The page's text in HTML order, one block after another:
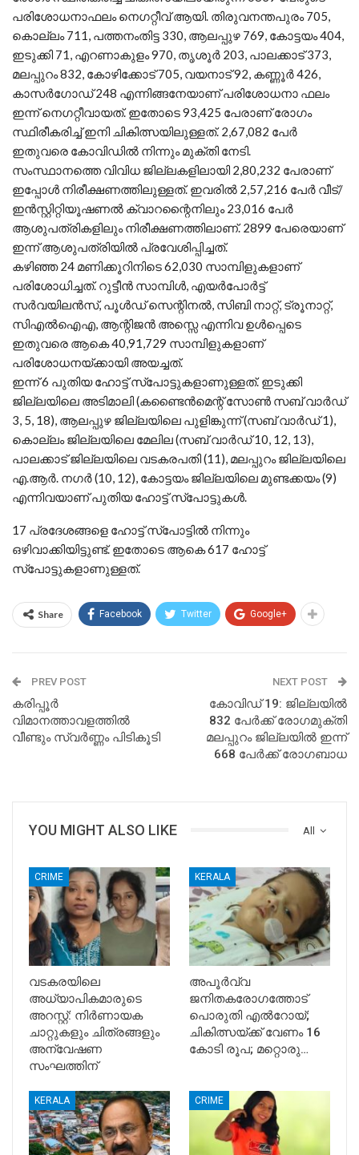
പരിശോധനാഫലം നെഗറ്റീവ് ആയി. തിരുവനന്തപുരം 705,
കൊല്ലം 711, പത്തനംതിട്ട 330, ആലപ്പുഴ 769, കോട്ടയം 404,
ഇടുക്കി 71, എറണാകുളം 970, തൃശൂര്‍ 203, പാലക്കാട് 373,
മലപ്പുറം 832, കോഴിക്കോട് 705, വയനാട് 92, കണ്ണൂര്‍ 426,
കാസര്‍ഗോഡ് 248 എന്നിങ്ങനേയാണ് പരിശോധനാ ഫലം
ഇന്ന് നെഗറ്റീവായത്. ഇതോടെ 93,425 പേരാണ് രോഗം
സ്ഥിരീകരിച്ച് ഇനി ചികിത്സയിലുള്ളത്. 2,67,082 പേര്‍
ഇതുവരെ കോവിഡില്‍ നിന്നും മുക്തി നേടി.
സംസ്ഥാനത്തെ വിവിധ ജില്ലകളിലായി 2,80,232 പേരാണ്
ഇപ്പോള്‍ നിരീക്ഷണത്തിലുള്ളത്. ഇവരില്‍ 2,57,216 പേര്‍ വീട്/
ഇന്‍സ്റ്റിറ്റിയൂഷണല്‍ ക്വാറന്റൈനിലും 23,016 പേര്‍
ആശുപത്രികളിലും നിരീക്ഷണത്തിലാണ്. 2899 പേരെയാണ്
ഇന്ന് ആശുപത്രിയില്‍ പ്രവേശിപ്പിച്ചത്.
കഴിഞ്ഞ 24 മണിക്കൂറിനിടെ 62,030 സാമ്പിളുകളാണ്
പരിശോധിച്ചത്. റുട്ടീന്‍ സാമ്പിള്‍, എയര്‍പോര്‍ട്ട്
സര്‍വയിലന്‍സ്, പൂള്‍ഡ് സെന്റിനല്‍, സിബി നാറ്റ്, ട്രൂനാറ്റ്,
സിഎല്‍ഐഎ, ആന്റിജന്‍ അസ്സെ എന്നിവ ഉള്‍പ്പെടെ
ഇതുവരെ ആകെ 40,91,729 സാമ്പിളുകളാണ്
പരിശോധനയ്ക്കായി അയച്ചത്.
ഇന്ന് 6 പുതിയ ഹോട്ട് സ്‌പോട്ടുകളാണുള്ളത്. ഇടുക്കി
ജില്ലയിലെ അടിമാലി (കണ്ടൈന്‍മെന്റ് സോണ്‍ സബ് വാര്‍ഡ്
3, 5, 18), ആലപ്പുഴ ജില്ലയിലെ പുളിങ്കുന്ന് (സബ് വാര്‍ഡ് 1),
കൊല്ലം ജില്ലയിലെ മേലില (സബ് വാര്‍ഡ് 10, 12, 13),
പാലക്കാട് ജില്ലയിലെ വടകരപതി (11), മലപ്പുറം ജില്ലയിലെ
എ.ആര്‍. നഗര്‍ (10, 12), കോട്ടയം ജില്ലയിലെ മുണ്ടക്കയം (9)
എന്നിവയാണ് പുതിയ ഹോട്ട് സ്‌പോട്ടുകള്‍.
17 പ്രദേശങ്ങളെ ഹോട്ട് സ്‌പോട്ടില്‍ നിന്നും
ഒഴിവാക്കിയിട്ടുണ്ട്. ഇതോടെ ആകെ 617 ഹോട്ട്
സ്‌പോട്ടുകളാണുള്ളത്.
Share Facebook Twitter Google+
PREV POST
കരിപ്പൂര്‍
വിമാനത്താവളത്തില്‍
വീണ്ടും സ്വര്‍ണ്ണം പിടികൂടി
NEXT POST
കോവിഡ് 19: ജില്ലയില്‍
832 പേര്‍ക്ക് രോഗമുക്തി
മലപ്പുറം ജില്ലയില്‍ ഇന്ന്
668 പേര്‍ക്ക് രോഗബാധ
All
YOU MIGHT ALSO LIKE
CRIME
വടകരയിലെ
അധ്യാപികമാരുടെ
അറസ്റ്റ്: നിർണായക
ചാറ്റുകളും ചിത്രങ്ങളും
അന്വേഷണ
സംഘത്തിന്
KERALA
അപൂര്‍വ്വ
ജനിതകരോഗത്തോട്
പൊരുതി എല്‍റോയ്;
ചികിത്സയ്ക്ക് വേണം 16
കോടി രൂപ; മറ്റൊരു…
KERALA CRIME